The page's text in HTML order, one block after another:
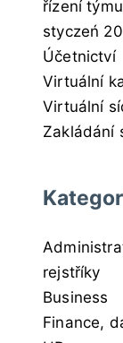
řízení týmu
styczeń
Účetnictví
Virtuální
Virtuální
Zakládání
rejstříky
Business
Finance,